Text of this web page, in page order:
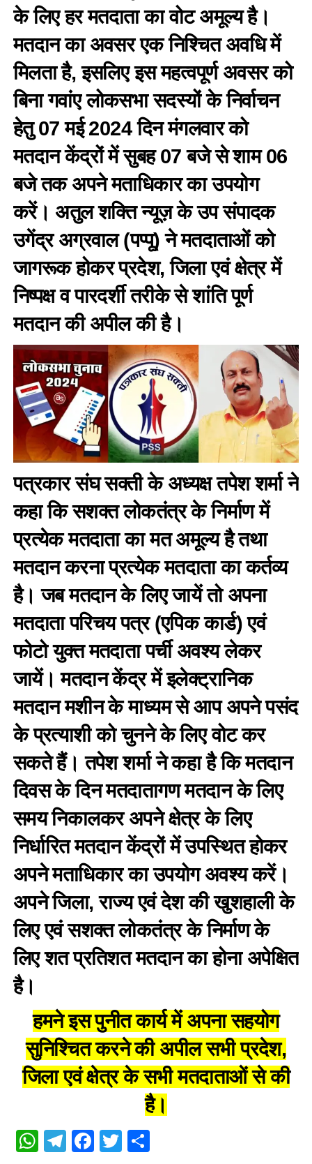
के लिए हर मतदाता का वोट अमूल्य है।
मतदान का अवसर एक निश्चित अवधि में
मिलता है, इसलिए इस महत्वपूर्ण अवसर को
बिना गवांए लोकसभा सदस्यों के निर्वाचन
हेतु 07 मई 2024 दिन मंगलवार को
मतदान केंद्रों में सुबह 07 बजे से शाम 06
बजे तक अपने मताधिकार का उपयोग
करें। अतुल शक्ति न्यूज़ के उप संपादक
उगेंद्र अग्रवाल (पप्पू) ने मतदाताओं को
जागरूक होकर प्रदेश, जिला एवं क्षेत्र में
निष्पक्ष व पारदर्शी तरीके से शांति पूर्ण
मतदान की अपील की है।
पत्रकार संघ सक्ती के अध्यक्ष तपेश शर्मा ने
कहा कि सशक्त लोकतंत्र के निर्माण में
प्रत्येक मतदाता का मत अमूल्य है तथा
मतदान करना प्रत्येक मतदाता का कर्तव्य
है। जब मतदान के लिए जायें तो अपना
मतदाता परिचय पत्र (एपिक कार्ड) एवं
फोटो युक्त मतदाता पर्ची अवश्य लेकर
जायें। मतदान केंद्र में इलेक्ट्रानिक
मतदान मशीन के माध्यम से आप अपने पसंद
के प्रत्याशी को चुनने के लिए वोट कर
सकते हैं। तपेश शर्मा ने कहा है कि मतदान
दिवस के दिन मतदातागण मतदान के लिए
समय निकालकर अपने क्षेत्र के लिए
निर्धारित मतदान केंद्रों में उपस्थित होकर
अपने मताधिकार का उपयोग अवश्य करें।
अपने जिला, राज्य एवं देश की खुशहाली के
लिए एवं सशक्त लोकतंत्र के निर्माण के
लिए शत प्रतिशत मतदान का होना अपेक्षित
है।
हमने इस पुनीत कार्य में अपना सहयोग
सुनिश्चित करने की अपील सभी प्रदेश,
जिला एवं क्षेत्र के सभी मतदाताओं से की
है।
WhatsApp
Telegram
Facebook
Twitter